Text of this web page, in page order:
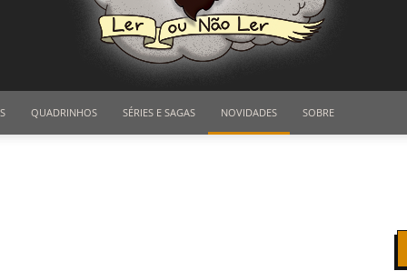
QUADRINHOS SÉRIES E SAGAS NOVIDADES SOBRE